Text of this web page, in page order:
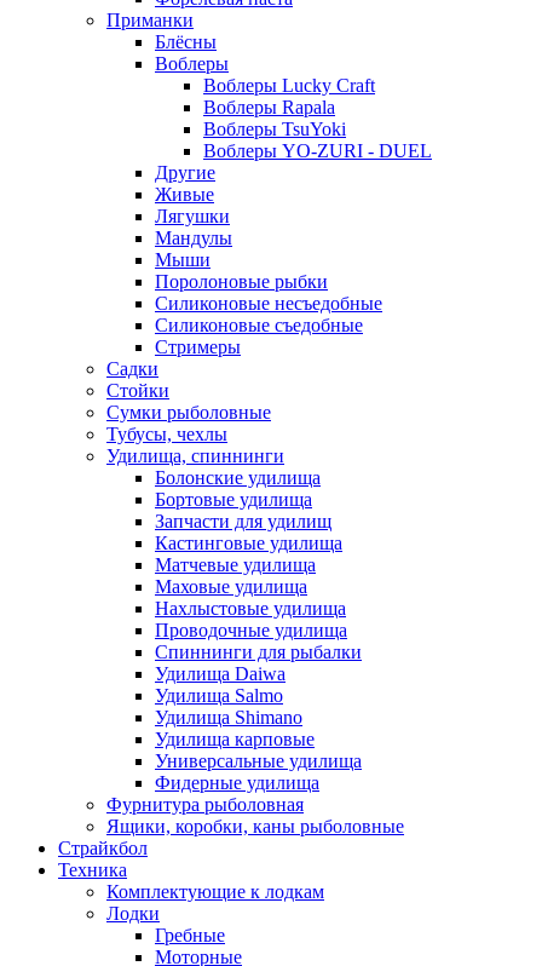
Приманки
Блёсны
Воблеры
Воблеры Lucky Craft
Воблеры Rapala
Воблеры TsuYoki
Воблеры YO-ZURI - DUEL
Другие
Живые
Лягушки
Мандулы
Мыши
Поролоновые рыбки
Силиконовые несъедобные
Силиконовые съедобные
Стримеры
Садки
Стойки
Сумки рыболовные
Тубусы, чехлы
Удилища, спиннинги
Болонские удилища
Бортовые удилища
Запчасти для удилищ
Кастинговые удилища
Матчевые удилища
Маховые удилища
Нахлыстовые удилища
Проводочные удилища
Спиннинги для рыбалки
Удилища Daiwa
Удилища Salmo
Удилища Shimano
Удилища карповые
Универсальные удилища
Фидерные удилища
Фурнитура рыболовная
Ящики, коробки, каны рыболовные
Страйкбол
Техника
Комплектующие к лодкам
Лодки
Гребные
Моторные